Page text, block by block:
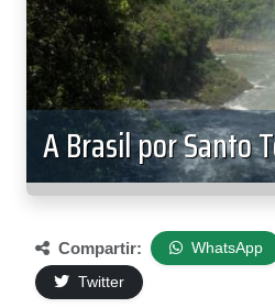
A Brasil por Santo
Compartir: WhatsApp
Twitter